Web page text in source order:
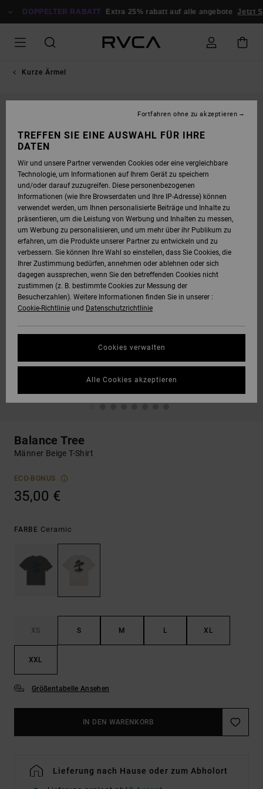
ZUR
DOPPELTER RABATT Extra 25% rabatt auf alle angebote Jetzt
Kurze Ärmel
Balance Tree
Männer Beige T-Shirt
ECO-BONUS
35,00 €
FARBE Ceramic
XS S M L XL
XXL
Größentabelle Ansehen
IN DEN WARENKORB
Lieferung nach Hause oder zum Abholort
TREFFEN SIE EINE AUSWAHL FÜR IHRE
DATEN
Wir und unsere Partner verwenden Cookies oder eine vergleichbare
Technologie, um Informationen auf Ihrem Gerät zu speichern
und/oder darauf zuzugreifen. Diese personenbezogenen
Informationen (wie Ihre Browserdaten und Ihre IP-Adresse) können
verwendet werden, um Ihnen personalisierte Beiträge und Inhalte zu
präsentieren, um die Leistung von Werbung und Inhalten zu messen,
um Werbung zu personalisieren, und um mehr über ihr Publikum zu
erfahren, um die Produkte unserer Partner zu entwickeln und zu
verbessern. Sie können Ihre Wahl so einstellen, dass Sie Cookies, die
Ihrer Zustimmung bedürfen, annehmen oder ablehnen oder sich
dagegen aussprechen, wenn Sie den betreffenden Cookies nicht
zustimmen (z. B. bestimmte Cookies zur Messung der
Besucherzahlen). Weitere Informationen finden Sie in unserer :
Cookie-Richtlinie und Datenschutzrichtlinie
Cookies verwalten
Fortfahren ohne zu akzeptieren
Alle Cookies akzeptieren